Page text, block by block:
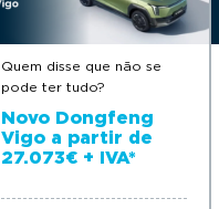
Quem disse que não se
pode ter tudo?
Novo Dongfeng
Vigo a partir de
27.073€ + IVA*